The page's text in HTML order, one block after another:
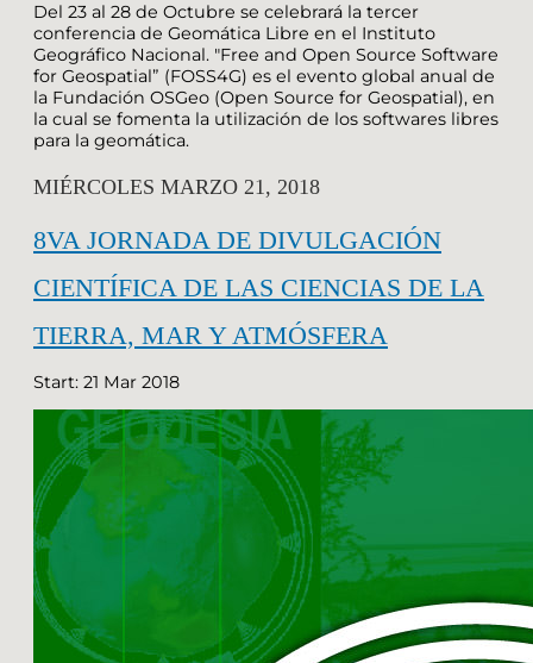
Del 23 al 28 de Octubre se celebrará la tercer
conferencia de Geomática Libre en el Instituto
Geográfico Nacional. "Free and Open Source Software
for Geospatial” (FOSS4G) es el evento global anual de
la Fundación OSGeo (Open Source for Geospatial), en
la cual se fomenta la utilización de los softwares libres
para la geomática.
MIÉRCOLES MARZO 21, 2018
8VA JORNADA DE DIVULGACIÓN
CIENTÍFICA DE LAS CIENCIAS DE LA
TIERRA, MAR Y ATMÓSFERA
Start: 21 Mar 2018